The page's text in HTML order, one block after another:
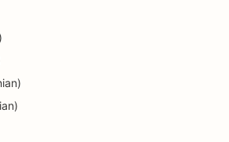
jaoks
jaoks